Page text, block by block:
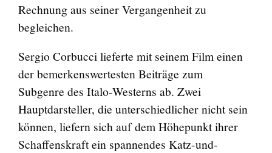
Rechnung aus seiner Vergangenheit zu
begleichen.
Sergio Corbucci lieferte mit seinem Film einen
der bemerkenswertesten Beiträge zum
Subgenre des Italo-Westerns ab. Zwei
Hauptdarsteller, die unterschiedlicher nicht sein
können, liefern sich auf dem Höhepunkt ihrer
Schaffenskraft ein spannendes Katz-und-